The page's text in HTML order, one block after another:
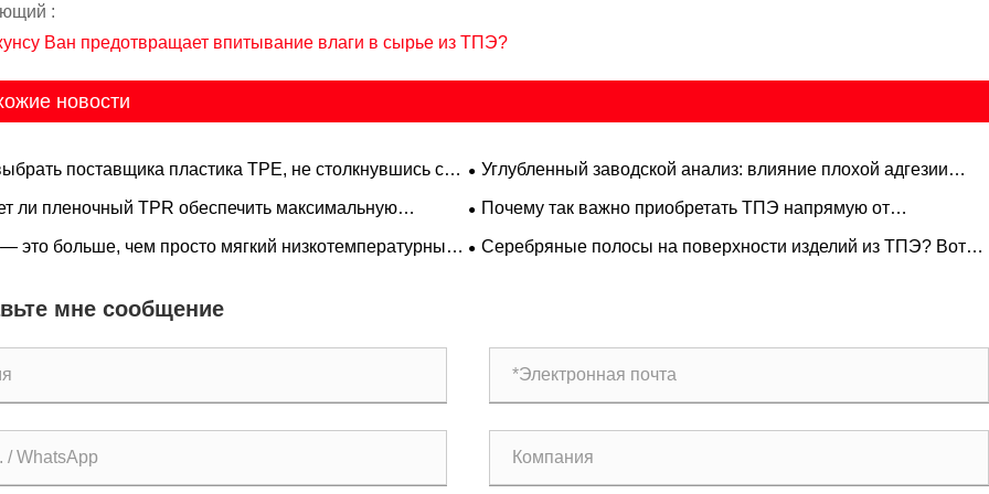
:
Ван предотвращает впитывание влаги в сырье из ТПЭ?
новости
поставщика пластика TPE, не столкнувшись с
камнями?
Углубленный заводской анализ: влияние плохой адгезии
материалов ТПЭ на готовую продукцию
ли пленочный TPR обеспечить максимальную
эффективность и эластичное восстановление,
Почему так важно приобретать ТПЭ напрямую от
оригинального производителя? Преимущество цепочки
это больше, чем просто мягкий низкотемпературный
высоких температурах
Серебряные полосы на поверхности изделий из ТПЭ? Вот
мне сообщение